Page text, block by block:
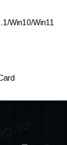
Win10/Win11